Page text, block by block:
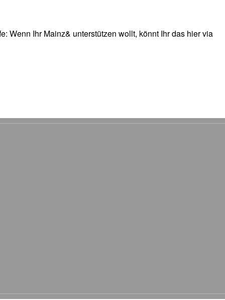
Wenn Ihr Mainz& unterstützen wollt, könnt Ihr das hier via